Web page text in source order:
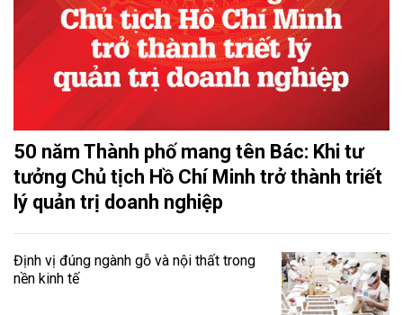
50 năm Thành phố mang tên Bác: Khi tư
tưởng Chủ tịch Hồ Chí Minh trở thành triết
lý quản trị doanh nghiệp
Định vị đúng ngành gỗ và nội thất trong
nền kinh tế